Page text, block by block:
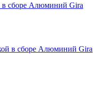
в сборе Алюминий Gira